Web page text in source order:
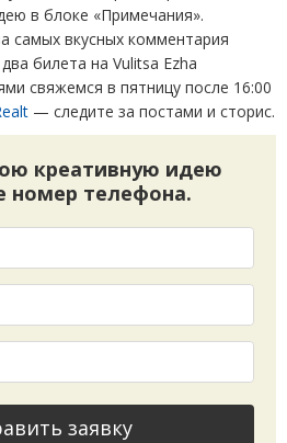
в блоке «Примечания».
самых вкусных комментария
билета на Vulitsa Ezha
свяжемся в пятницу после 16:00
— cледите за постами и сторис.
креативную идею
номер телефона.
заявку